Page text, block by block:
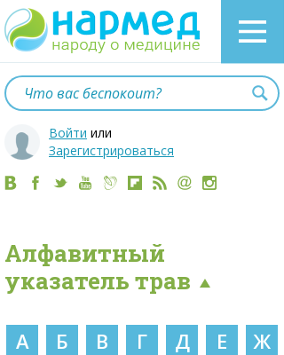
Войти или
Зарегистрироваться
Алфавитный
указатель трав
А Б В Г Д Е
Ж